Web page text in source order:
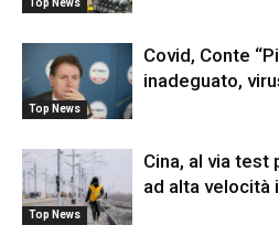
Top News
Top News
Covid, Conte
inadeguato,
Top News
Cina, al via test
ad alta velocità